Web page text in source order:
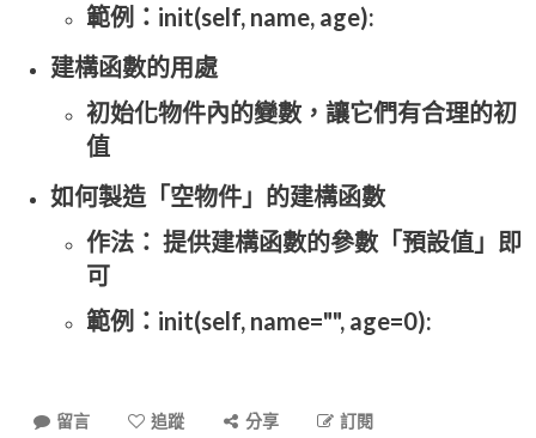
範例： init(self, name, age):
建構函數的用處
初始化物件內的變數，讓它們有合理的初
值
如何製造「空物件」的建構函數
作法： 提供建構函數的參數「預設值」即
可
範例： init(self, name="", age=0):
留言 追蹤 分享 訂閱